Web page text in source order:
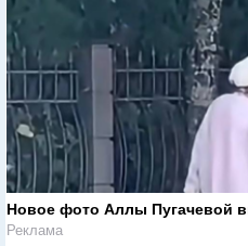
Новое фото Аллы Пугачевой
Реклама